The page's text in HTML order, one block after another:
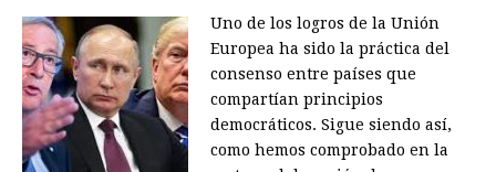
Uno de los logros de la Unión
Europea ha sido la práctica del
consenso entre países que
compartían principios
democráticos. Sigue siendo así,
como hemos comprobado en la